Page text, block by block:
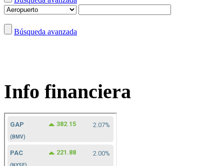
Búsqueda avanzada
Info financiera